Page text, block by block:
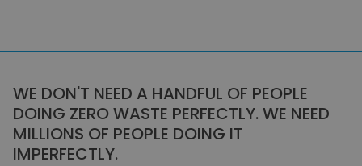
WE DON'T NEED A HANDFUL OF PEOPLE
DOING ZERO WASTE PERFECTLY. WE NEED
MILLIONS OF PEOPLE DOING IT
IMPERFECTLY.